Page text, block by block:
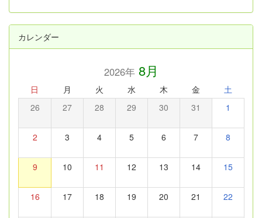
カレンダー
2026年8月
日 月 火 水 木 金 土
26 27 28 29 30 31 1
2 3 4 5 6 7 8
9 10 11 12 13 14 15
16 17 18 19 20 21 22